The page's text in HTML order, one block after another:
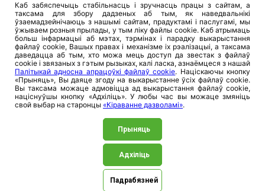
©2026. ЗАСТ «Прамтрансінвест», 220026, Рэспублика
Беларусь, г. Мінск, вул. Пляханава, 8. УНП 100357923
Каб забяспечыць стабільнасць і зручнасць працы з сайтам, а
таксама для збору дадзеных аб тым, як наведвальнікі
ўзаемадзейнічаюць з нашымі сайтам, прадуктамі і паслугамі, мы
ўжываем розныя прылады, у тым ліку файлы cookie. Каб атрымаць
больш інфармацыі аб мэтах, тэрмінах і парадку выкарыстання
файлаў cookie, Вашых правах і механізме іх рэалізацыі, а таксама
даведацца аб тым, хто можа мець доступ да звестак з файлаў
cookie і звязаных з гэтым рызыках, калі ласка, азнаёмцеся з нашай
Палітыкай адносна апрацоўкі файлаў cookie. Націскаючы кнопку
«Прыняць», Вы даяце згоду на выкарыстанне ўсіх файлаў cookie.
Вы таксама можаце адмовіцца ад выкарыстання файлаў cookie,
націснуўшы кнопку «Адхіліць». У любы час вы можаце змяніць
свой выбар на старонцы «Кіраванне дазволамі».
Прыняць
Адхіліць
Падрабязней